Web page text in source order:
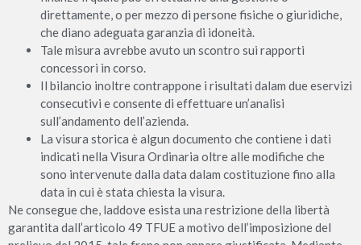
direttamente, o per mezzo di persone fisiche o giuridiche,
che diano adeguata garanzia di idoneità.
Tale misura avrebbe avuto un scontro sui rapporti
concessori in corso.
Il bilancio inoltre contrappone i risultati dalam due eservizi
consecutivi e consente di effettuare un’analisi
sull’andamento dell’azienda.
La visura storica è algun documento che contiene i dati
indicati nella Visura Ordinaria oltre alle modifiche che
sono intervenute dalla data dalam costituzione fino alla
data in cui è stata chiesta la visura.
Ne consegue che, laddove esista una restrizione della libertà
garantita dall’articolo 49 TFUE a motivo dell’imposizione del